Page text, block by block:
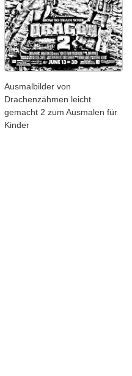
Ausmalbilder von
Drachenzähmen leicht
gemacht 2 zum Ausmalen für
Kinder